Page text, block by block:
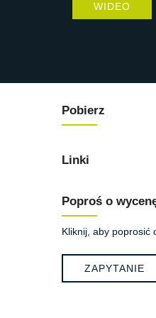
WIDEO
Pobierz
Linki
Poproś o
Kliknij, aby poprosić
ZAPYTANIE